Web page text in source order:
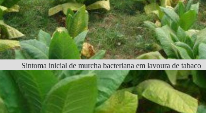
Sintoma inicial de murcha bacteriana em lavoura de tabaco